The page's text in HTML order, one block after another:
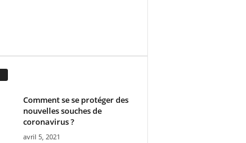
Comment se se protéger des
nouvelles souches de
coronavirus ?
avril 5, 2021